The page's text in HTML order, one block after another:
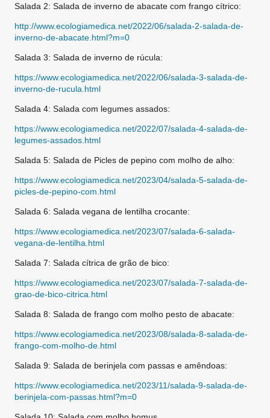
Salada 2: Salada de inverno de abacate com frango cítrico:
http://www.ecologiamedica.net/2022/06/salada-2-salada-de-
inverno-de-abacate.html?m=0
Salada 3: Salada de inverno de rúcula:
https://www.ecologiamedica.net/2022/06/salada-3-salada-de-
inverno-de-rucula.html
Salada 4: Salada com legumes assados:
https://www.ecologiamedica.net/2022/07/salada-4-salada-de-
legumes-assados.html
Salada 5: Salada de Picles de pepino com molho de alho:
https://www.ecologiamedica.net/2023/04/salada-5-salada-de-
picles-de-pepino-com.html
Salada 6: Salada vegana de lentilha crocante:
https://www.ecologiamedica.net/2023/07/salada-6-salada-
vegana-de-lentilha.html
Salada 7: Salada cítrica de grão de bico:
https://www.ecologiamedica.net/2023/07/salada-7-salada-de-
grao-de-bico-citrica.html
Salada 8: Salada de frango com molho pesto de abacate:
https://www.ecologiamedica.net/2023/08/salada-8-salada-de-
frango-com-molho-de.html
Salada 9: Salada de berinjela com passas e amêndoas:
https://www.ecologiamedica.net/2023/11/salada-9-salada-de-
berinjela-com-passas.html?m=0